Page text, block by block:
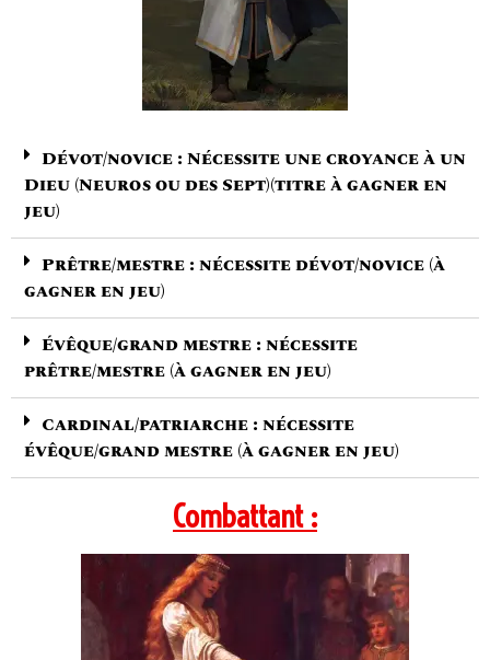
Dévot/novice : Nécessite une croyance à un
Dieu (Neuros ou des Sept)(titre à gagner en
jeu)
Prêtre/mestre : nécessite dévot/novice (à
gagner en jeu)
Évêque/grand mestre : nécessite
prêtre/mestre (à gagner en jeu)
Cardinal/patriarche : nécessite
évêque/grand mestre (à gagner en jeu)
Combattant :